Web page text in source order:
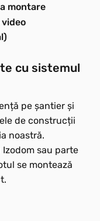
montare
cu sistemul
pe șantier și
de construcții
noastră.
sau parte
se montează